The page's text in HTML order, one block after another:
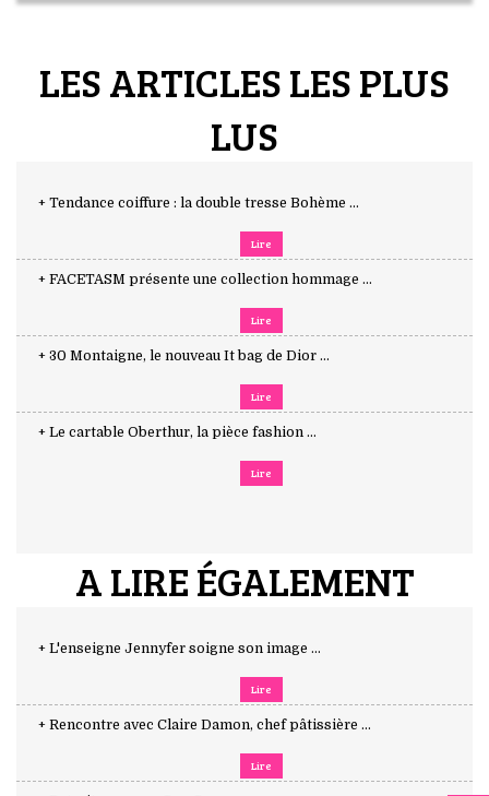
LES ARTICLES LES PLUS
LUS
+ Tendance coiffure : la double tresse Bohème ...
Lire
+ FACETASM présente une collection hommage ...
Lire
+ 30 Montaigne, le nouveau It bag de Dior ...
Lire
+ Le cartable Oberthur, la pièce fashion ...
Lire
A LIRE ÉGALEMENT
+ L'enseigne Jennyfer soigne son image ...
Lire
+ Rencontre avec Claire Damon, chef pâtissière ...
Lire